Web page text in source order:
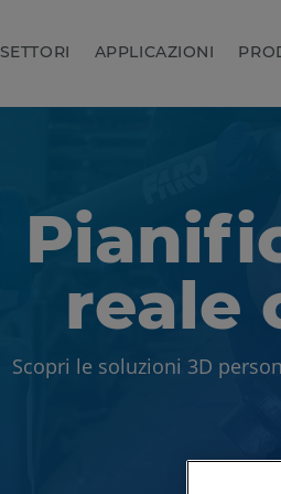
SETTORI APPLICAZIONI
reale
Scopri le soluzioni 3D